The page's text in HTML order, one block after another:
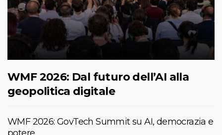
WMF 2026: Dal futuro dell’AI alla
geopolitica digitale
WMF 2026: GovTech Summit su AI, democrazia e